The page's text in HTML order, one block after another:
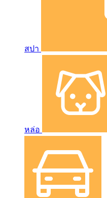
สปา
หล่อ